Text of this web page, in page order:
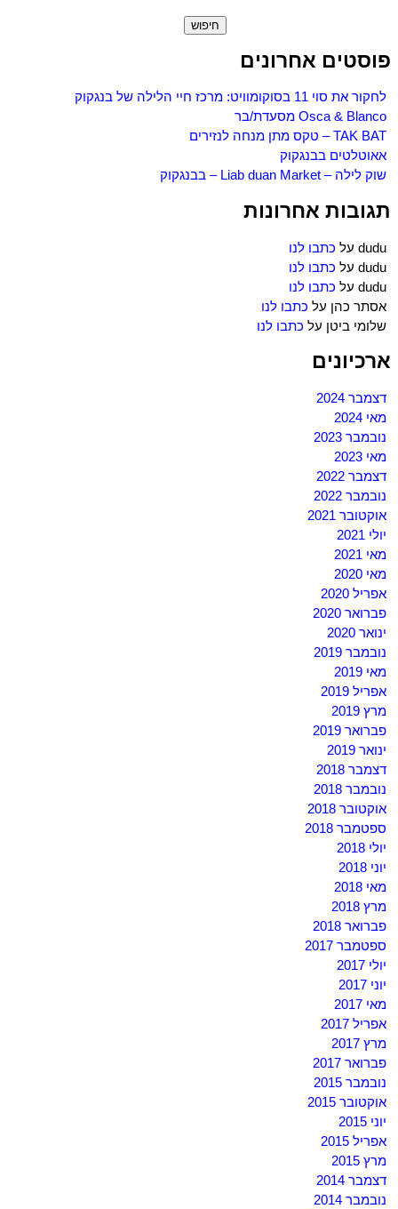
פוסטים אחרונים
לחקור את סוי 11 בסוקומוויט: מרכז חיי הלילה של בנגקוק
Osca & Blanco מסעדת/בר
TAK BAT – טקס מתן מנחה לנזירים
אאוטלטים בבנגקוק
שוק לילה – Liab duan Market – בבנגקוק
תגובות אחרונות
dudu על כתבו לנו
dudu על כתבו לנו
dudu על כתבו לנו
אסתר כהן על כתבו לנו
שלומי ביטן על כתבו לנו
ארכיונים
דצמבר 2024
מאי 2024
נובמבר 2023
מאי 2023
דצמבר 2022
נובמבר 2022
אוקטובר 2021
יולי 2021
מאי 2021
מאי 2020
אפריל 2020
פברואר 2020
ינואר 2020
נובמבר 2019
מאי 2019
אפריל 2019
מרץ 2019
פברואר 2019
ינואר 2019
דצמבר 2018
נובמבר 2018
אוקטובר 2018
ספטמבר 2018
יולי 2018
יוני 2018
מאי 2018
מרץ 2018
פברואר 2018
ספטמבר 2017
יולי 2017
יוני 2017
מאי 2017
אפריל 2017
מרץ 2017
פברואר 2017
נובמבר 2015
אוקטובר 2015
יוני 2015
אפריל 2015
מרץ 2015
דצמבר 2014
נובמבר 2014